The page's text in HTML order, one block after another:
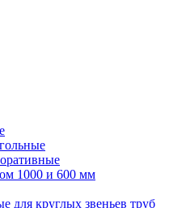
1000 и 600 мм
для круглых звеньев труб